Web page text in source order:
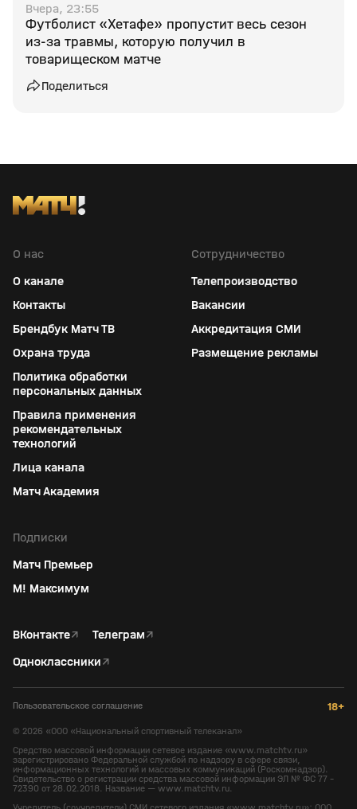
Вчера, 23:55
Футболист «Хетафе» пропустит весь сезон
из‑за травмы, которую получил в
товарищеском матче
Поделиться
О нас
О канале
Контакты
Брендбук Матч ТВ
Охрана труда
Политика обработки
персональных данных
Правила применения
рекомендательных
технологий
Лица канала
Матч Академия
Сотрудничество
Телепроизводство
Вакансии
Аккредитация СМИ
Размещение рекламы
Подписки
Матч Премьер
М! Максимум
ВКонтакте↗ Телеграм↗
Одноклассники↗
Пользовательское соглашение 18+
© 2026 «ООО «Национальный спортивный телеканал»
Средство массовой информации сетевое издание «www.matchtv.ru»
зарегистрировано Федеральной службой по надзору в сфере связи,
информационных технологий и массовых коммуникаций (Роскомнадзор).
Свидетельство о регистрации средства массовой информации ЭЛ № ФС 77 -
72390 от 28.02.2018. Название — www.matchtv.ru.